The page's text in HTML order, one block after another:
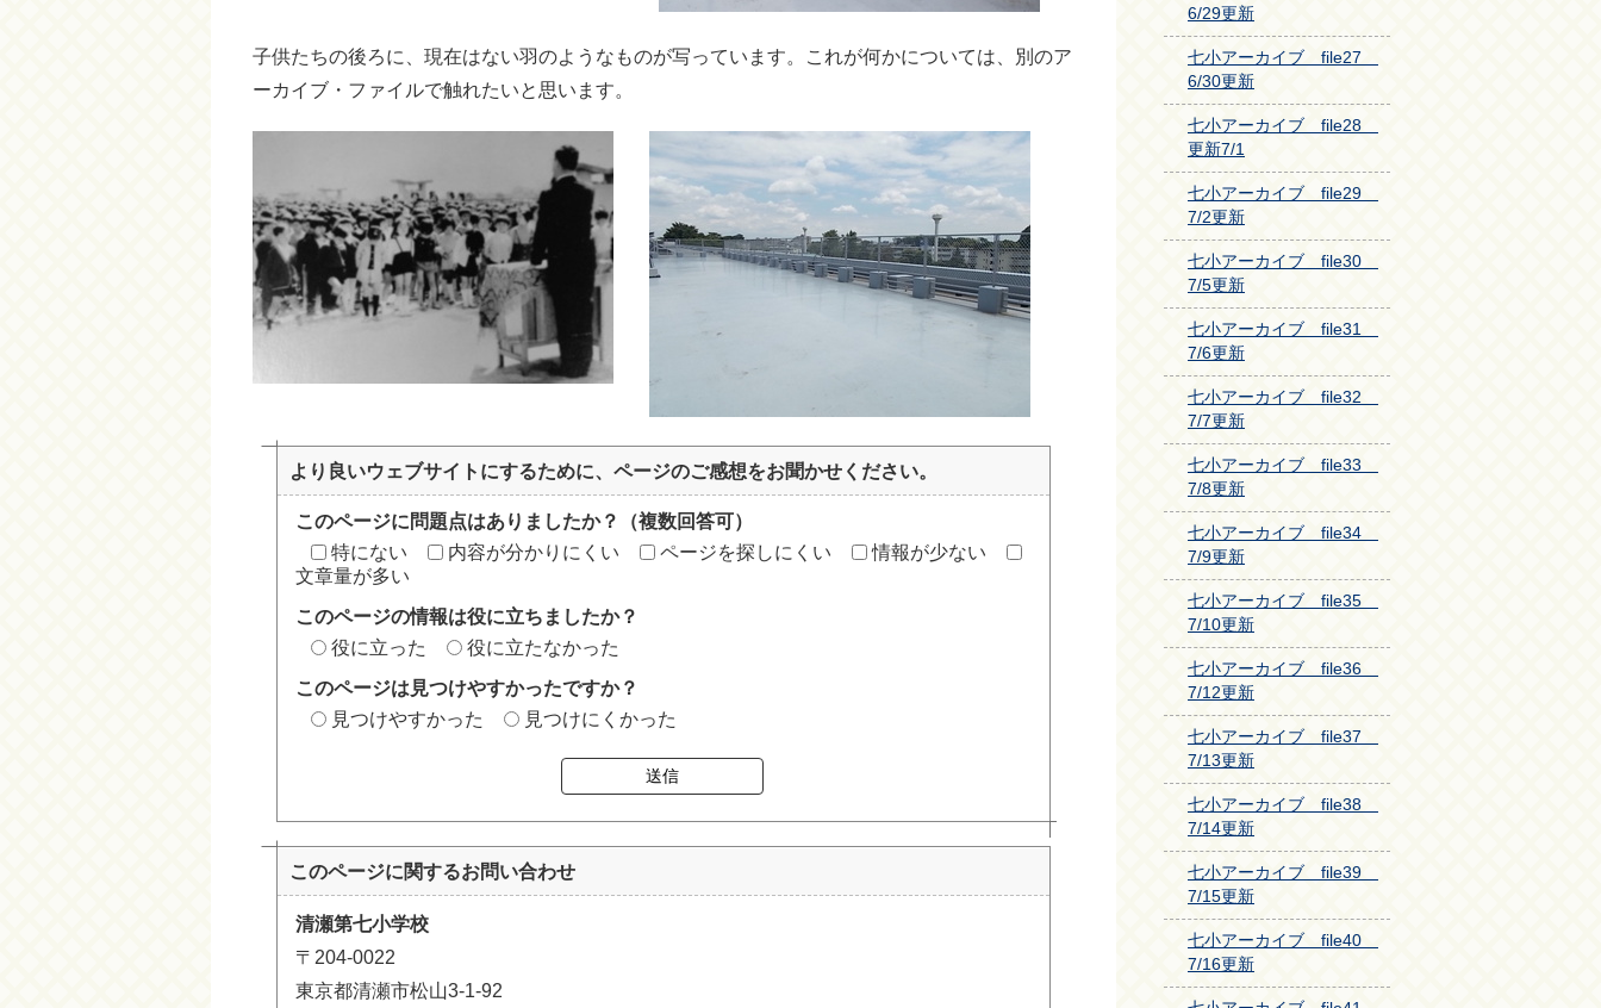
子供たちの後ろに、現在はない羽のようなものが写っています。これが何かについては、別のア
ーカイブ・ファイルで触れたいと思います。
より良いウェブサイトにするために、ページのご感想をお聞かせください。
このページに問題点はありましたか？（複数回答可）
特にない
内容が分かりにくい ページを探しにくい
情報が少ない
文章量が多い
このページの情報は役に立ちましたか？
役に立った
役に立たなかった
このページは見つけやすかったですか？
見つけやすかった
見つけにくかった
送信
このページに関するお問い合わせ
清瀬第七小学校
〒204-0022
東京都清瀬市松山3-1-92
6/29更新
七小アーカイブ file27
6/30更新
七小アーカイブ file28
更新7/1
七小アーカイブ file29
7/2更新
七小アーカイブ file30
7/5更新
七小アーカイブ file31
7/6更新
七小アーカイブ file32
7/7更新
七小アーカイブ file33
7/8更新
七小アーカイブ file34
7/9更新
七小アーカイブ file35
7/10更新
七小アーカイブ file36
7/12更新
七小アーカイブ file37
7/13更新
七小アーカイブ file38
7/14更新
七小アーカイブ file39
7/15更新
七小アーカイブ file40
7/16更新